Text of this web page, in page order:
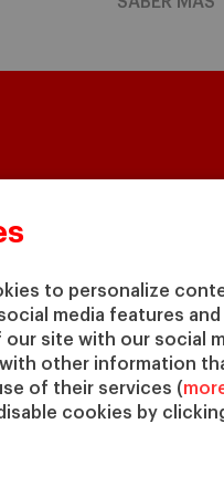
to personalize
media features
our site with our social
other information
of their services (
cookies by
Master in
Administration
Executive Master
Global Executive